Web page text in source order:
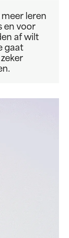
leren
en voor
af wilt
gaat